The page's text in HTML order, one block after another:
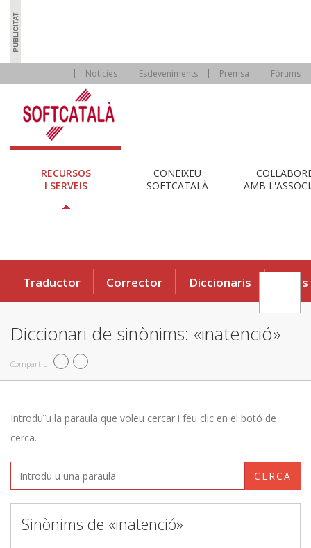
Notícies Esdeveniments Premsa Fòrums
RECURSOS
I SERVEIS
CONEIXEU
SOFTCATALÀ
AMB
Traductor Corrector Diccionaris Eines
Diccionari de sinònims: «inatenció»
Compartiu
Introduïu la paraula que voleu cercar i feu clic en el botó de
cerca.
CERCA
Sinònims de «inatenció»